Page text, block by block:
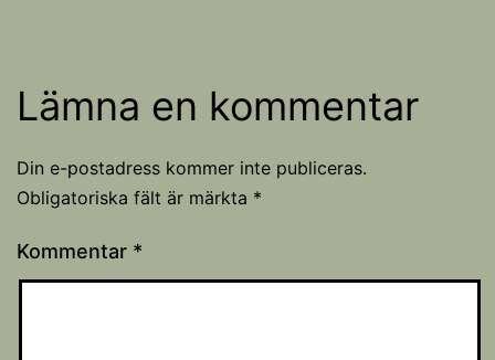
Lämna en kommentar
Din e-postadress kommer inte publiceras.
Obligatoriska fält är märkta *
Kommentar *